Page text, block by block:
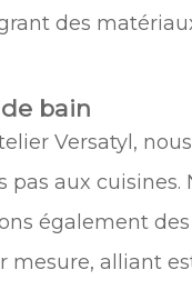
des
bain
Versatyl,
pas aux cuisines.
également
mesure, alliant